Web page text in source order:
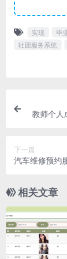
实现 毕
社团服务系统
教师个人
下一篇
汽车维修预约
相关文章